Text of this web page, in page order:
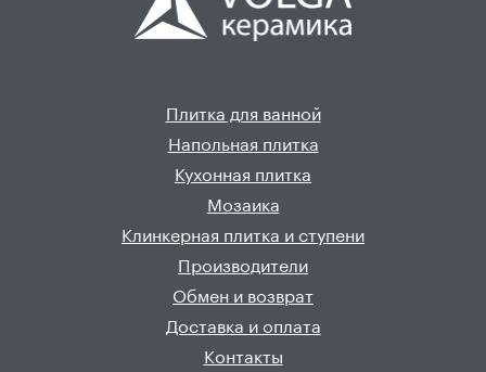
Плитка для ванной
Напольная плитка
Кухонная плитка
Мозаика
Клинкерная плитка и ступени
Производители
Обмен и возврат
Доставка и оплата
Контакты